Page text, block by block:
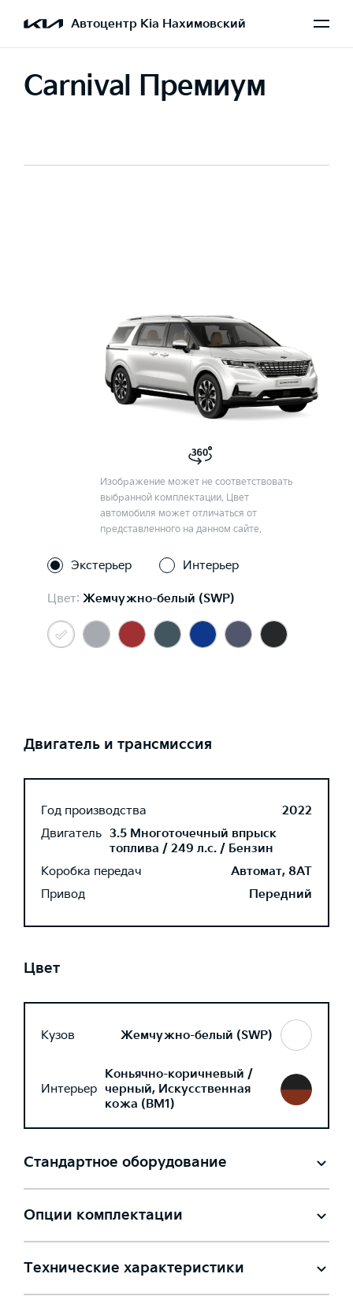
Автоцентр Kia Нахимовский
Carnival Премиум
Изображение может не соответствовать
выбранной комплектации. Цвет
автомобиля может отличаться от
представленного на данном сайте.
Экстерьер Интерьер
Цвет: Жемчужно-белый (SWP)
Двигатель и трансмиссия
Год производства
2022
Двигатель 3.5 Многоточечный впрыск
топлива / 249 л.с. / Бензин
Коробка передач
Автомат, 8AT
Привод
Передний
Цвет
Кузов Жемчужно-белый (SWP)
Интерьер
Коньячно-коричневый /
черный, Искусственная
кожа (BM1)
Стандартное оборудование
Опции комплектации
Технические характеристики